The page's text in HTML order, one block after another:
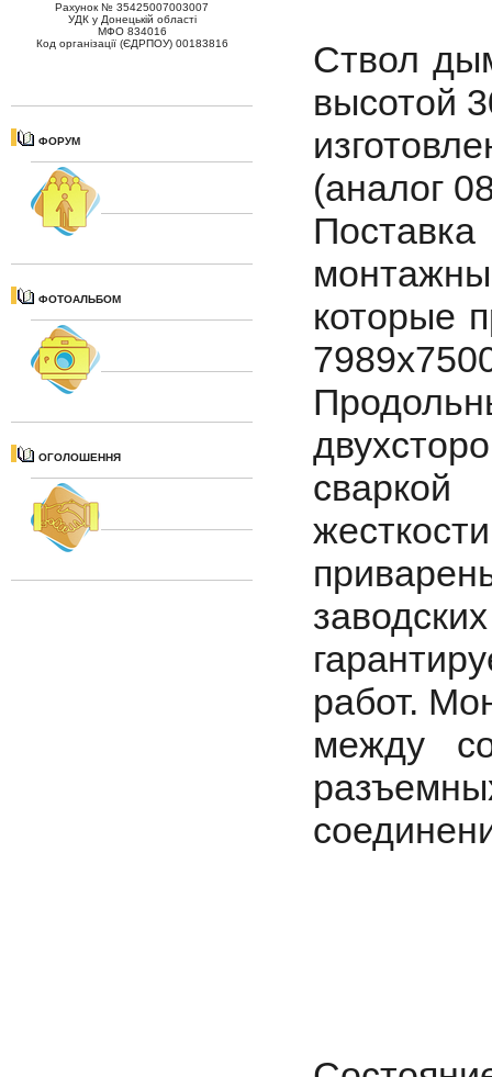
Рахунок № 35425007003007
УДК у Донецькій області
МФО 834016
Код організації (ЄДРПОУ) 00183816
ФОРУМ
ФОТОАЛЬБОМ
ОГОЛОШЕННЯ
Ствол
высотой
(аналог
которые
работ.
между